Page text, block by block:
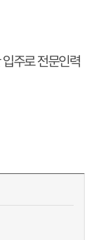
주로 전문인력